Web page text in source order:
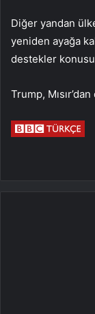
Diğer yandan
yeniden ayağa
destekler
Trump,